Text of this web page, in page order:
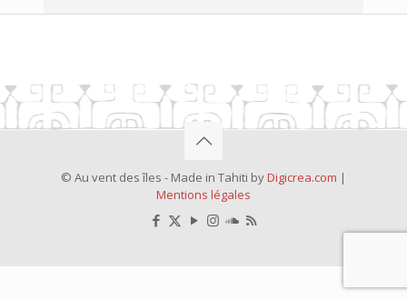
© Au vent des îles - Made in Tahiti byDigicrea.com |
Mentions légales